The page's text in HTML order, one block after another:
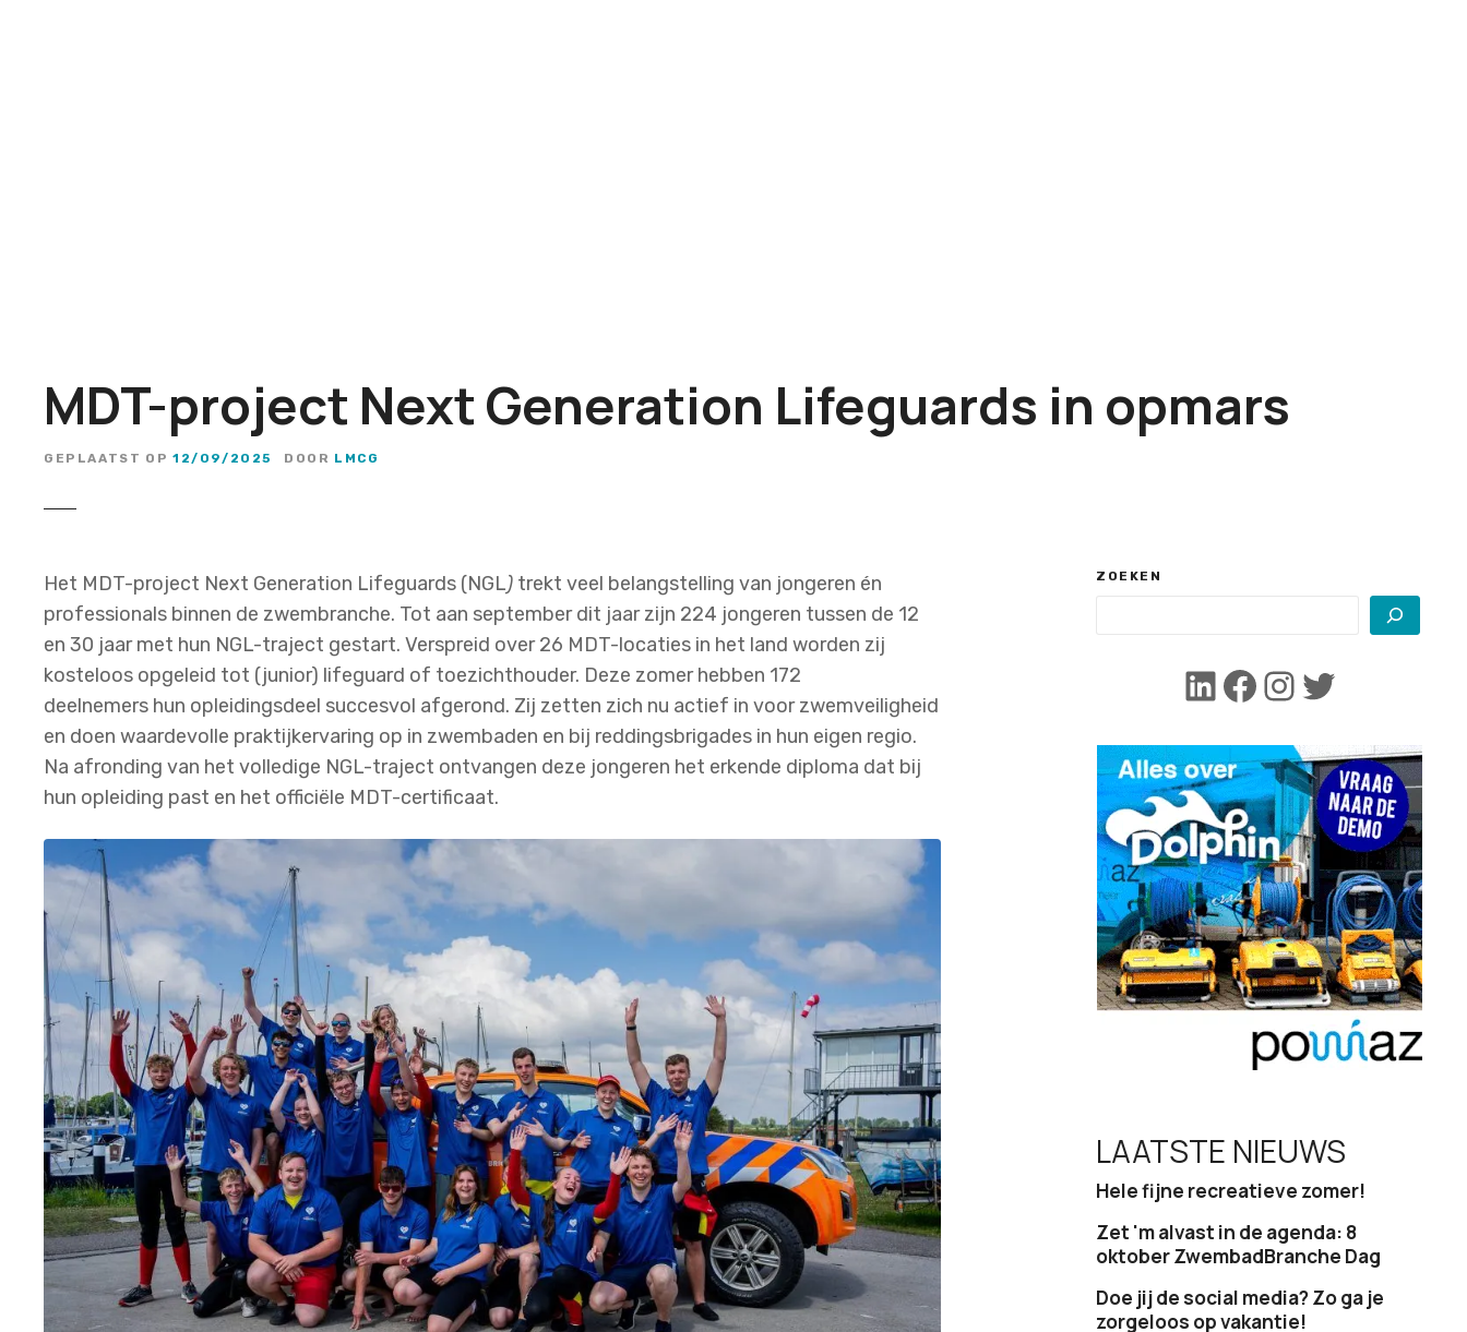
MDT-project Next Generation Lifeguards in opmars
GEPLAATST OP 12/09/2025 DOOR LMCG
Het MDT-project Next Generation Lifeguards (NGL) trekt veel belangstelling van jongeren én
professionals binnen de zwembranche. Tot aan september dit jaar zijn 224 jongeren tussen de 12
en 30 jaar met hun NGL-traject gestart. Verspreid over 26 MDT-locaties in het land worden zij
kosteloos opgeleid tot (junior) lifeguard of toezichthouder. Deze zomer hebben 172
deelnemers hun opleidingsdeel succesvol afgerond. Zij zetten zich nu actief in voor zwemveiligheid
en doen waardevolle praktijkervaring op in zwembaden en bij reddingsbrigades in hun eigen regio.
Na afronding van het volledige NGL-traject ontvangen deze jongeren het erkende diploma dat bij
hun opleiding past en het officiële MDT-certificaat.
ZOEKEN
LinkedIn Facebook Instagram Twitter
LAATSTE NIEUWS
Hele fijne recreatieve zomer!
Zet 'm alvast in de agenda: 8
oktober ZwembadBranche Dag
Doe jij de social media? Zo ga je
zorgeloos op vakantie!